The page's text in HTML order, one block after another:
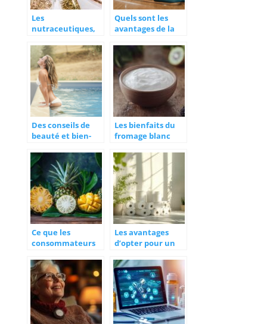
Les
nutraceutiques,
donc ?
Quels sont les
avantages de la
comptes rendus
médicaux
externalisée ?
Des conseils de
beauté et bien-
clic grâce aux
blogs inspirants
Les bienfaits du
fromage blanc
sucres pour une
alimentation
équilibrée
Ce que les
consommateurs
Noni :
confrontation
entre
témoignages et
preuves
scientifiques
Les avantages
d’opter pour un
doux